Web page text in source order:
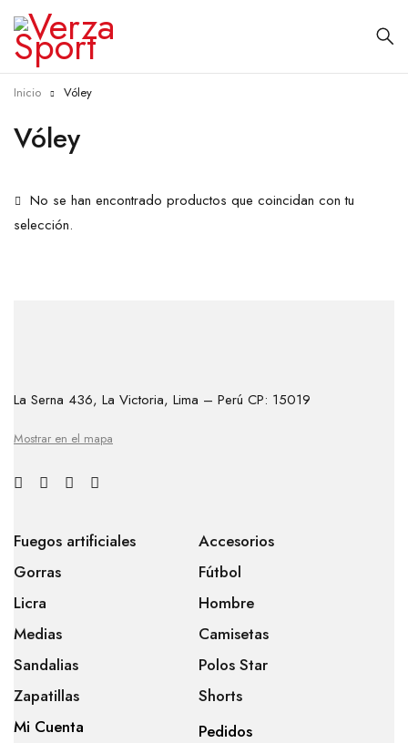
Vóley
Inicio Vóley
No se han encontrado productos que coincidan con tu
selección.
La Serna 436, La Victoria, Lima – Perú CP: 15019
Mostrar en el mapa
Fuegos artificiales
Gorras
Licra
Medias
Sandalias
Zapatillas
Accesorios
Fútbol
Hombre
Camisetas
Polos Star
Shorts
Mi Cuenta
Pedidos